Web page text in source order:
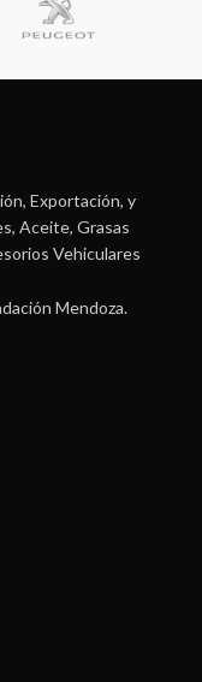
Exportación, y
Aceite, Grasas
Vehiculares
Mendoza.